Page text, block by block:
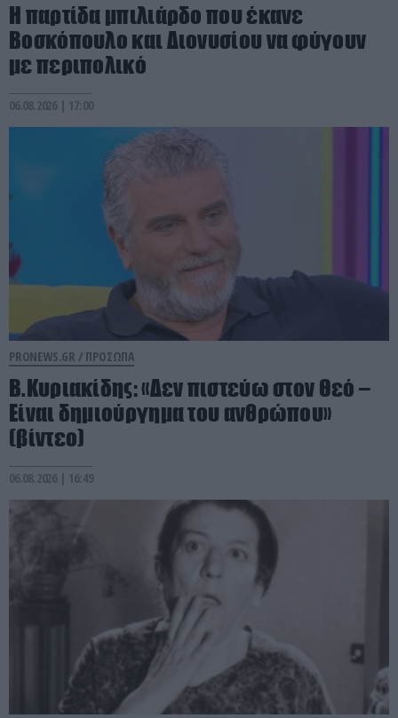
Η παρτίδα μπιλιάρδο που έκανε
Βοσκόπουλο και Διονυσίου να φύγουν
με περιπολικό
06.08.2026 | 17:00
PRONEWS.GR / ΠΡΟΣΩΠΑ
Β.Κυριακίδης: «Δεν πιστεύω στον Θεό –
Είναι δημιούργημα του ανθρώπου»
(βίντεο)
06.08.2026 | 16:49